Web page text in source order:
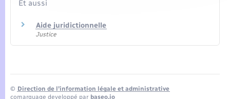
Et aussi
Aide juridictionnelle
Justice
© Direction de l’information légale et administrative
comarquage developpé par baseo.io